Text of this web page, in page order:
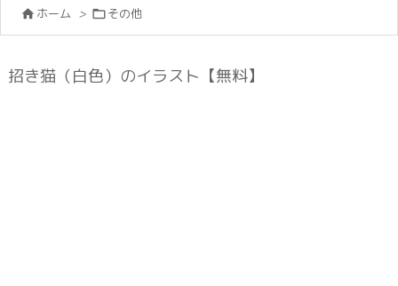
 ホーム > その他
招き猫（白色）のイラスト【無料】